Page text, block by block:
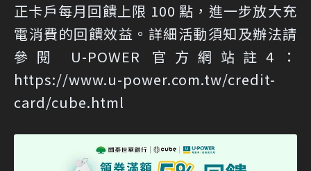
正卡戶每月回饋上限 100 點，進一步放大充
電消費的回饋效益。詳細活動須知及辦法請
參閱 U-POWER 官方網站註4：
https://www.u-power.com.tw/credit-
card/cube.html